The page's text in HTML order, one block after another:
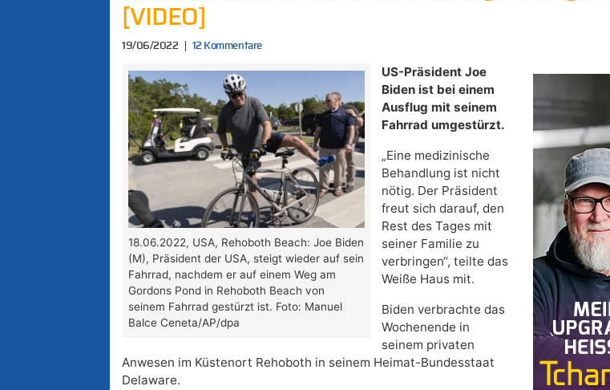
[VIDEO]
19/06/2022 12 Kommentare
18.06.2022, USA, Rehoboth Beach: Joe Biden
(M), Präsident der USA, steigt wieder auf sein
Fahrrad, nachdem er auf einem Weg am
Gordons Pond in Rehoboth Beach von
seinem Fahrrad gestürzt ist. Foto: Manuel
Balce Ceneta/AP/dpa
US-Präsident Joe
Biden ist bei einem
Ausflug mit seinem
Fahrrad umgestürzt.
„Eine medizinische
Behandlung ist nicht
nötig. Der Präsident
freut sich darauf, den
Rest des Tages mit
seiner Familie zu
verbringen“, teilte das
Weiße Haus mit.
Biden verbrachte das
Wochenende in
seinem privaten
Anwesen im Küstenort Rehoboth in seinem Heimat-Bundesstaat
Delaware.